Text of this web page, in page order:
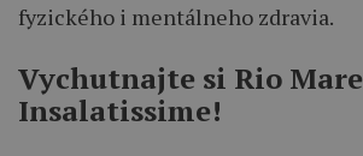
fyzického i mentálneho zdravia.
Vychutnajte si Rio Mare
Insalatissime!